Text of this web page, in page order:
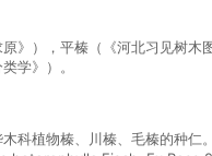
》），平榛（《河北习见树木
学》）。
科植物榛、川榛、毛榛的种仁